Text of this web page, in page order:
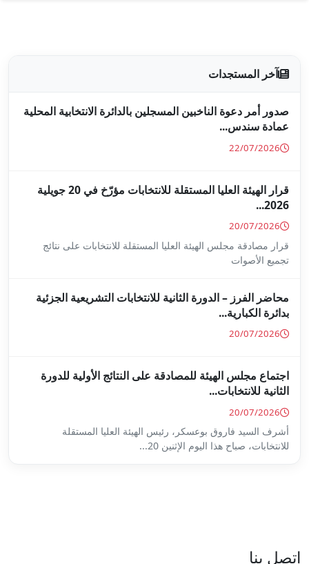
بالدائرة الانتخابية المحلية
قرار الهيئة العليا المستقلة للانتخابات مؤرّخ في 20 جويلية
المستقلة للانتخابات على نتائج
للانتخابات التشريعية الجزئية
على النتائج الأولية للدورة
الهيئة العليا المستقلة